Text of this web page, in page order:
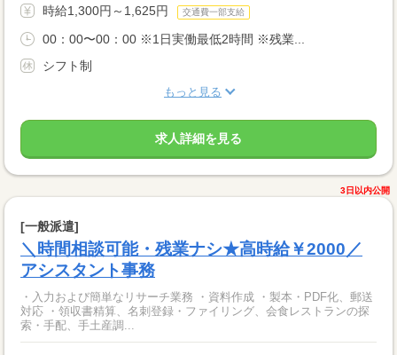
時給1,300円～1,625円 交通費一部支給
00：00〜00：00 ※1日実働最低2時間 ※残業...
シフト制
もっと見る
求人詳細を見る
3日以内公開
[一般派遣]
＼時間相談可能・残業ナシ★高時給￥2000／
アシスタント事務
・入力および簡単なリサーチ業務 ・資料作成 ・製本・PDF化、郵送
対応 ・領収書精算、名刺登録・ファイリング、会食レストランの探
索・手配、手土産調...